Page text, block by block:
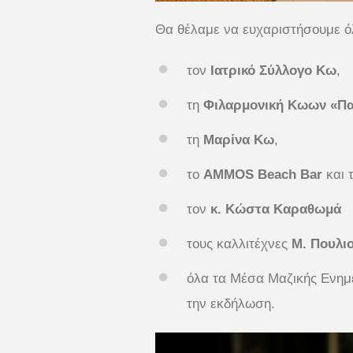
Θα θέλαμε να ευχαριστήσουμε
τον Ιατρικό Σύλλογο Κω,
τη Φιλαρμονική Κωων
τη Μαρίνα Κω,
το AMMOS Beach Bar και
τον κ. Κώστα Καραθωμά
τους καλλιτέχνες Μ.
όλα τα Μέσα Μαζικής
την εκδήλωση.